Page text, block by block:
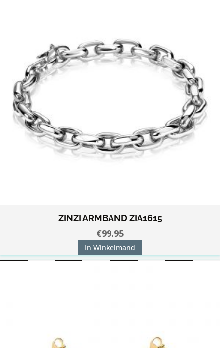
ZINZI ARMBAND ZIA1615
€99.95
In Winkelmand